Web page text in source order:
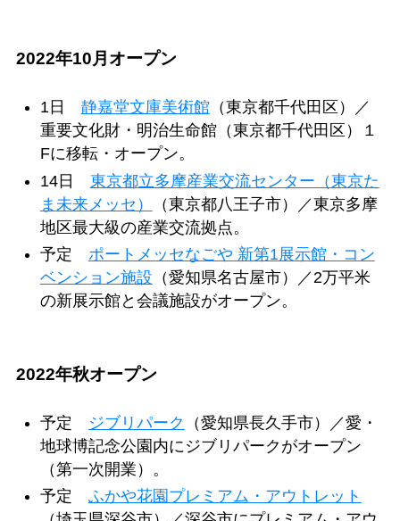
2022年10月オープン
1日 静嘉堂文庫美術館（東京都千代田区）／
重要文化財・明治生命館（東京都千代田区）１
Fに移転・オープン。
14日 東京都立多摩産業交流センター（東京た
ま未来メッセ）
（東京都⼋王⼦市）／東京多摩
地区最大級の産業交流拠点。
予定 ポートメッセなごや 新第1展示館・コン
ベンション施設 （愛知県名古屋市）／2万平米
の新展示館と会議施設がオープン。
2022年秋オープン
予定 ジブリパーク
（愛知県長久手市）／愛・
地球博記念公園内にジブリパークがオープン
（第一次開業）。
予定 ふかや花園プレミアム・アウトレット